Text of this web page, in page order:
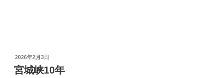
投
稿
日:
2026年2月3日
宮城峡10年